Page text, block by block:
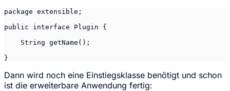
package extensible;
public interface Plugin {
    String getName();
}
Dann wird noch eine Einstiegsklasse benötigt und schon
ist die erweiterbare Anwendung fertig: